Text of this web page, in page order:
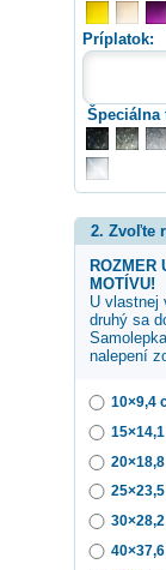
Príplatok:
Špeciálna
2. Zvoľte
ROZMER
MOTÍVU!
U vlastnej
druhý sa
nalepení
10×9,4